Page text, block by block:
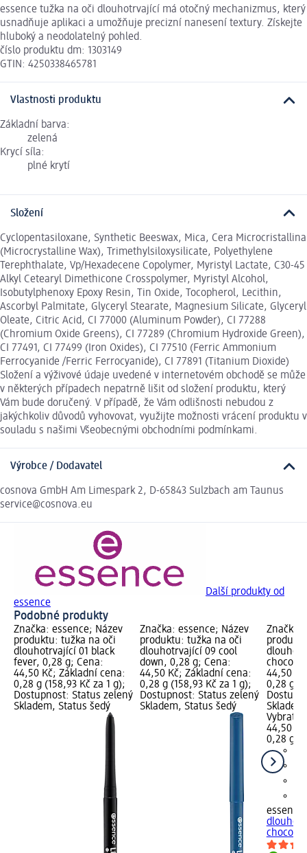
essence tužka na oči dlouhotrvající má otočný mechanizmus, který
usnadňuje aplikaci a umožňuje precizní nanesení textury. Získejte
hluboký a neodolatelný pohled.
číslo produktu dm: 1303149
GTIN: 4250338465781
Vlastnosti produktu
Základní barva:
zelená
Krycí síla:
plné krytí
Složení
Cyclopentasiloxane, Synthetic Beeswax, Mica, Cera Microcristallina
(Microcrystalline Wax), Trimethylsiloxysilicate, Polyethylene
Terephthalate, Vp/Hexadecene Copolymer, Myristyl Lactate, C30-45
Alkyl Cetearyl Dimethicone Crosspolymer, Myristyl Alcohol,
Isobutylphenoxy Epoxy Resin, Tin Oxide, Tocopherol, Lecithin,
Ascorbyl Palmitate, Glyceryl Stearate, Magnesium Silicate, Glyceryl
Oleate, Citric Acid, CI 77000 (Aluminum Powder), CI 77288
(Chromium Oxide Greens), CI 77289 (Chromium Hydroxide Green),
CI 77491, CI 77499 (Iron Oxides), CI 77510 (Ferric Ammonium
Ferrocyanide /Ferric Ferrocyanide), CI 77891 (Titanium Dioxide)
Složení a výživové údaje uvedené v internetovém obchodě se může
v některých případech nepatrně lišit od složení produktu, který
Vám bude doručený. V případě, že Vám odlišnosti nebudou z
jakýchkoliv důvodů vyhovovat, využijte možnosti vrácení produktu v
souladu s našimi Všeobecnými obchodními podmínkami.
Výrobce / Dodavatel
cosnova GmbH Am Limespark 2, D-65843 Sulzbach am Taunus
service@cosnova.eu
Další produkty od
essence
Podobné produkty
Značka: essence; Název
produktu: tužka na oči
dlouhotrvající 01 black
fever, 0,28 g; Cena:
44,50 Kč; Základní cena:
0,28 g (158,93 Kč za 1 g);
Dostupnost: Status zelený
Skladem, Status šedý
Značka: essence; Název
produktu: tužka na oči
dlouhotrvající 09 cool
down, 0,28 g; Cena:
44,50 Kč; Základní cena:
0,28 g (158,93 Kč za 1 g);
Dostupnost: Status zelený
Skladem, Status šedý
Značka:
44,50
0,28 g
Vybrat
44,50 Kč
0,28 g
essence